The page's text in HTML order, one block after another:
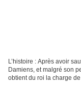
L’histoire : Après avoir
Damiens, et malgré son
obtient du roi la charge